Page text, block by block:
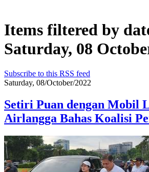
Items filtered by
Saturday, 08
Subscribe to this RSS feed
Saturday, 08/October/2022
Setiri Puan dengan Mobil
Airlangga Bahas Koalisi